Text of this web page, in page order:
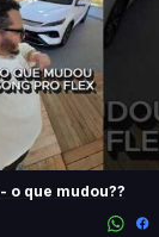
Song Pro FLEX - o que mudou??